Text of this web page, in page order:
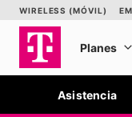
Asistencia